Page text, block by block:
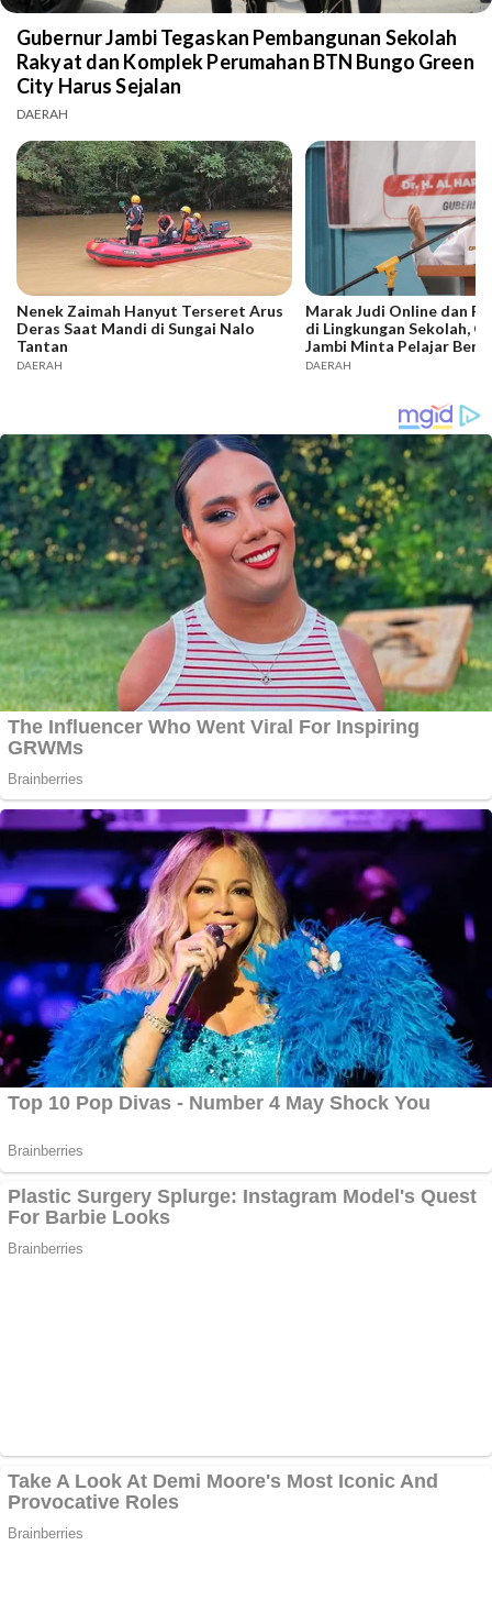
Gubernur Jambi Tegaskan Pembangunan Sekolah
Rakyat dan Komplek Perumahan BTN Bungo Green
City Harus Sejalan
DAERAH
Nenek Zaimah Hanyut Terseret Arus
Deras Saat Mandi di Sungai Nalo
Tantan
DAERAH
Marak Judi Online dan
di Lingkungan Sekolah,
Jambi Minta Pelajar
DAERAH